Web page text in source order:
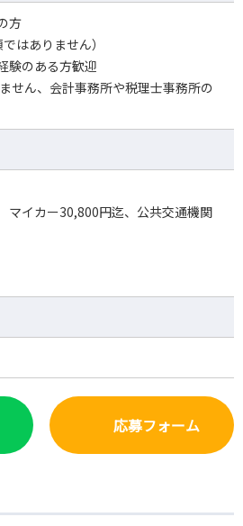
方
はありません）
験のある方歓迎
せん、会計事務所や税理士事務所の
イカー30,800円迄、公共交通機関
応募フォーム